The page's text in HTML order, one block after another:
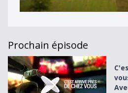
Prochain épisode
C&#039;est arrivé près de chez